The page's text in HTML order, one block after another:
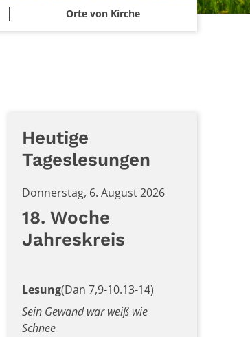
Orte von Kirche
Heutige
Tageslesungen
Donnerstag, 6. August 2026
18. Woche
Jahreskreis
Lesung(Dan 7,9-10.13-14)
Sein Gewand war weiß wie
Schnee